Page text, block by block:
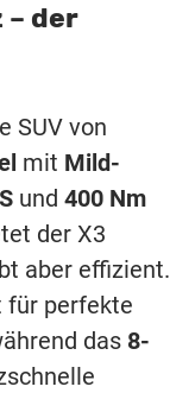
der
SUV von
mit Mild-
und 400 Nm
der X3
aber effizient.
für perfekte
das 8-